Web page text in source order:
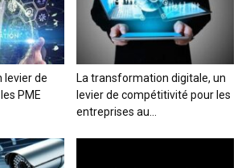
levier de
PME
La transformation digitale, un
levier de compétitivité pour les
entreprises au...